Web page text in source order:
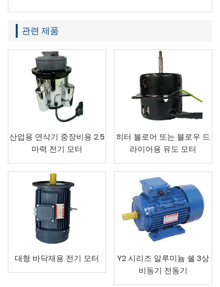
관련 제품
산업용 연삭기 중장비용 2.5
마력 전기 모터
히터 블로어 또는 블로우 드
라이어용 유도 모터
대형 바닥재용 전기 모터
Y2 시리즈 알루미늄 쉘 3상
비동기 전동기